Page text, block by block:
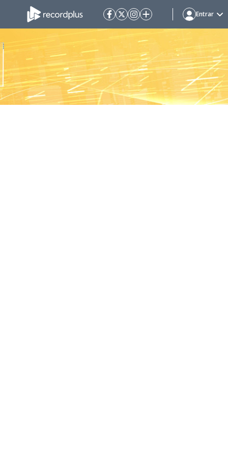
Entrar